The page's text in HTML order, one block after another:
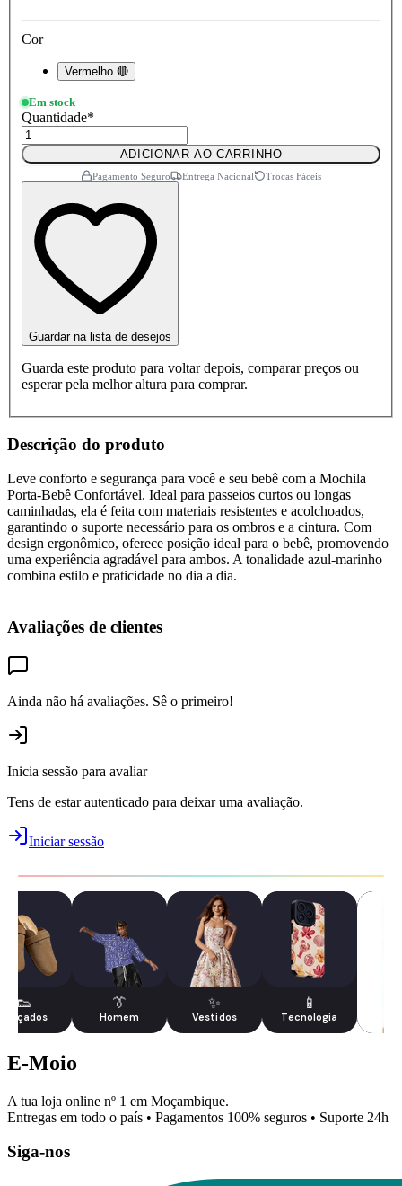
Cor
Vermelho 🔴
Em stock
Quantidade*
ADICIONAR AO CARRINHO
Pagamento Seguro Entrega Nacional Trocas Fáceis
Guardar na lista de desejos
Guarda este produto para voltar depois, comparar preços ou
esperar pela melhor altura para comprar.
Descrição do produto
Leve conforto e segurança para você e seu bebê com a Mochila
Porta-Bebê Confortável. Ideal para passeios curtos ou longas
caminhadas, ela é feita com materiais resistentes e acolchoados,
garantindo o suporte necessário para os ombros e a cintura. Com
design ergonômico, oferece posição ideal para o bebê, promovendo
uma experiência agradável para ambos. A tonalidade azul-marinho
combina estilo e praticidade no dia a dia.
Avaliações de clientes
Ainda não há avaliações. Sê o primeiro!
Inicia sessão para avaliar
Tens de estar autenticado para deixar uma avaliação.
Iniciar sessão
👟
Calçados
👔
Homem
✨
Vestidos
📱
Tecnologia
E-Moio
A tua loja online nº 1 em Moçambique.
Entregas em todo o país • Pagamentos 100% seguros • Suporte 24h
Siga-nos